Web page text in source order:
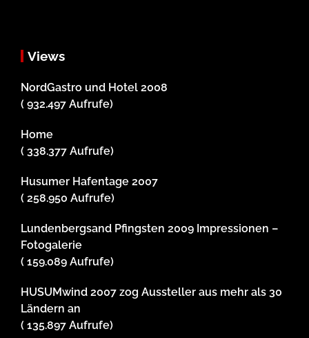
Views
NordGastro und Hotel 2008
( 932.497 Aufrufe)
Home
( 338.377 Aufrufe)
Husumer Hafentage 2007
( 258.950 Aufrufe)
Lundenbergsand Pfingsten 2009 Impressionen –
Fotogalerie
( 159.089 Aufrufe)
HUSUMwind 2007 zog Aussteller aus mehr als 30
Ländern an
( 135.897 Aufrufe)